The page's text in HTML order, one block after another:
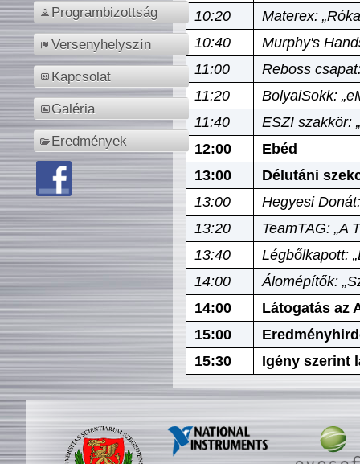
Programbizottság
Versenyhelyszín
Kapcsolat
Galéria
Eredmények
10:20
Materex:
10:40
Murphy's
11:00
Reboss
11:20
BolyaiSokk:
11:40
ESZI szakkör:
12:00
Ebéd
13:00
Délutáni
13:00
Hegyesi
13:20
TeamTAG: „A
13:40
Légbőlkapott:
14:00
Álomépítők:
14:00
Látogatás az
15:00
15:30
Igény szerint